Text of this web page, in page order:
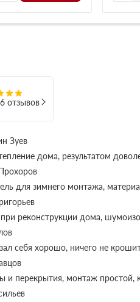
отзывов
Зуев
дома, результатом
для зимнего монтажа,
реконструкции дома,
себя хорошо, ничего не
и перекрытия, монтаж простой,